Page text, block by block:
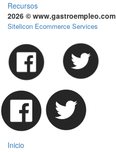
Recursos
2026 © www.gastroempleo.com
Sitelicon Ecommerce Services
Inicio